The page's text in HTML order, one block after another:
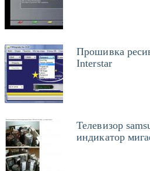
Прошивка
Interstar
Телевизор
индикатор